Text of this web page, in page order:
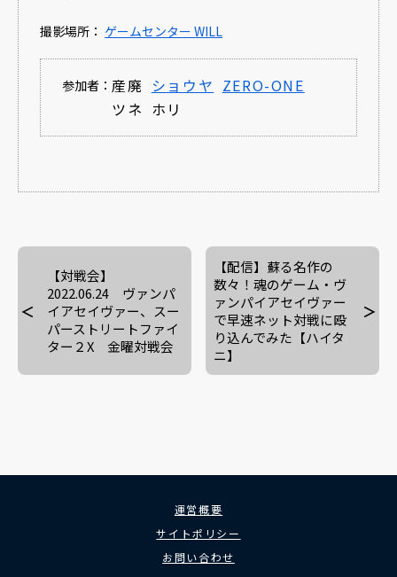
撮影場所： ゲームセンター WILL
参加者： 産廃 ショウヤ ZERO-ONE
ツネ ホリ
【対戦会】
2022.06.24 ヴァンパ
イアセイヴァー、スー
パーストリートファイ
ター２X 金曜対戦会
【配信】蘇る名作の
数々！魂のゲーム・ヴ
ァンパイアセイヴァー
で早速ネット対戦に殴
り込んでみた【ハイタ
ニ】
運営概要
サイトポリシー
お問い合わせ